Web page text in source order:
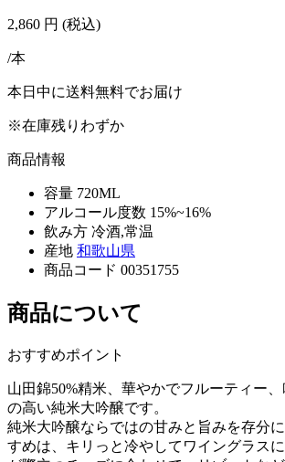
2,860 円 (税込)
/本
本日中に送料無料でお届け
※在庫残りわずか
商品情報
容量 720ML
アルコール度数 15%~16%
飲み方 冷酒,常温
産地 和歌山県
商品コード 00351755
商品について
おすすめポイント
山田錦50%精米、華やかでフルーティー
の高い純米大吟醸です。
純米大吟醸ならではの甘みと旨みを存分
すめは、キリっと冷やしてワイングラス